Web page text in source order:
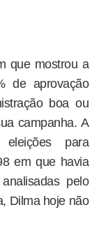
que mostrou a
de aprovação
boa ou
campanha. A
para
em que havia
pelo
Dilma hoje não